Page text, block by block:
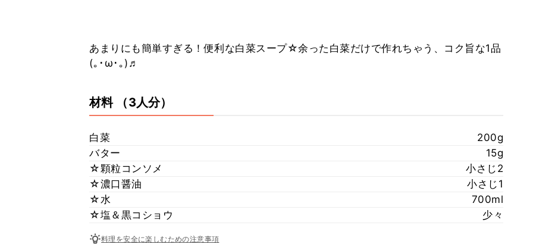
あまりにも簡単すぎる！便利な白菜スープ☆余った白菜だけで作れちゃう、コク旨な1品
(｡･ω･｡)♬
材料 （3人分）
白菜
200g
バター
15g
☆顆粒コンソメ
小さじ2
☆濃口醤油
小さじ1
☆水
700ml
☆塩＆黒コショウ
少々
料理を安全に楽しむための注意事項